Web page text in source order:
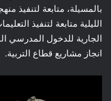
بالمسيلة، متابعة لتنفيذ
الليلية متابعة لتنفيذ
الجارية للدخول المدرسي
انجاز مشاريع قطاع التربية.